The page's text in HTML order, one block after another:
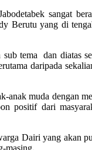
sangat
Berutu yang di
tema dan diatas
daripada
anak muda dengan
positif dari
Dairi yang akan